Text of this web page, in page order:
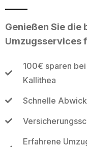
Genießen Sie die
Umzugsservices
100€ sparen
Kallithea
Schnelle
Erfahrene